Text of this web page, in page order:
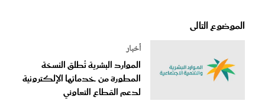
الموضوع التالى
أخبار
الموارد البشرية تُطلق النسخة
المطورة من خدماتها الإلكترونية
لدعم القطاع التعاوني